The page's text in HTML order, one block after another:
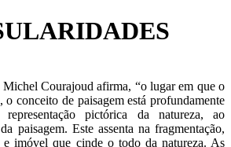
Michel Courajoud afirma, “o lugar em que o
o conceito de paisagem está profundamente
pictórica da natureza, ao
paisagem. Este assenta na fragmentação,
imóvel que cinde o todo da natureza. As